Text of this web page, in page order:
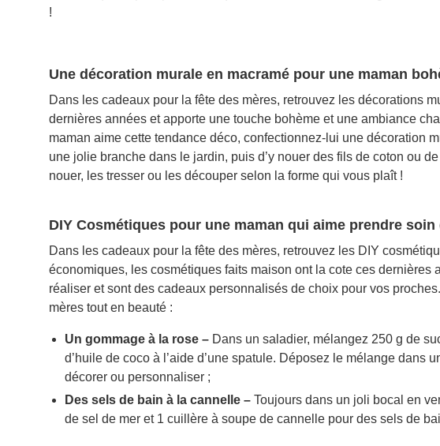
!
Une décoration murale en macramé pour une maman
Dans les cadeaux pour la fête des mères, retrouvez les décorations
dernières années et apporte une touche bohème et une ambiance
maman aime cette tendance déco, confectionnez-lui une décoration
une jolie branche dans le jardin, puis d’y nouer des fils de coton ou
nouer, les tresser ou les découper selon la forme qui vous plaît !
DIY Cosmétiques pour une maman qui aime prendre soin
Dans les cadeaux pour la fête des mères, retrouvez les DIY
économiques, les cosmétiques faits maison ont la cote ces dernières
réaliser et sont des cadeaux personnalisés de choix pour vos
mères tout en beauté :
Un gommage à la rose – Dans un saladier, mélangez 250 g de
d’huile de coco à l’aide d’une spatule. Déposez le mélange dans
décorer ou personnaliser ;
Des sels de bain à la cannelle – Toujours dans un joli bocal en
de sel de mer et 1 cuillère à soupe de cannelle pour des sels de